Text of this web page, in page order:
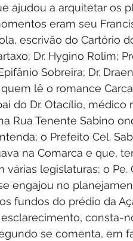
ajudou a arquitetar os
eram seu
escrivão do Cartório
Dr. Hygino Rolim;
Sobreira; Dr.
lê o romance
do Dr. Otacílio,
Rua Tenente Sabino
o Prefeito Cel.
na Comarca e que,
várias legislaturas; o
engajou no
fundos do prédio da
consta-
se comenta, em